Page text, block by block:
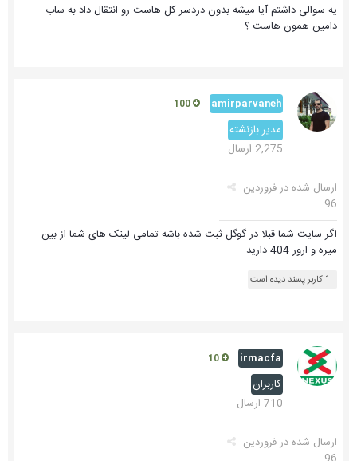
یه سوالی داشتم آیا میشه بدون دردسر کل هاست رو انتقال داد به ساب
دامین همون هاست ؟
amirparvaneh
مدیر بازنشته
2,275 ارسال
ارسال شده درفروردین
96
اگر سایت شما قبلا در گوگل ثبت شده باشه تمامی لینک های شما از بین
میره و ارور 404 دارید
1 کاربر پسند دیده است
irmacfa
کاربران
710 ارسال
ارسال شده درفروردین